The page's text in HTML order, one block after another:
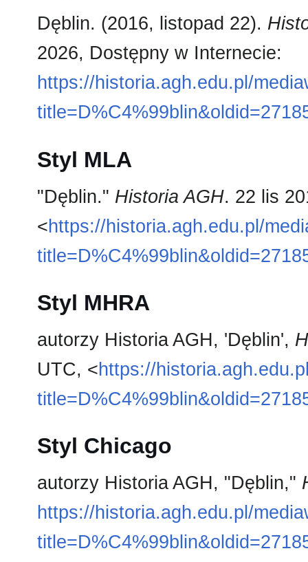
Dęblin. (2016, listopad 22).
2026, Dostępny w Internecie:
https://historia.agh.edu.pl/
Styl MLA
"Dęblin." Historia AGH. 22 lis
<https://historia.agh.edu.pl/
Styl MHRA
autorzy Historia AGH, 'Dęblin',
UTC, <https://
Styl Chicago
autorzy Historia AGH, "Dęblin,"
https://historia.agh.edu.pl/